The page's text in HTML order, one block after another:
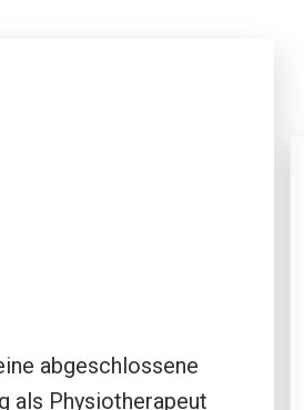
abgeschlossene
als Physiotherapeut